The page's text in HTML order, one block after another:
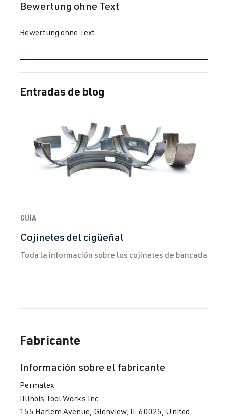
Bewertung ohne Text
Bewertung ohne Text
Entradas de blog
GUÍA
Cojinetes del cigüeñal
Toda la información sobre los cojinetes de bancada
Fabricante
Información sobre el fabricante
Permatex
Illinois Tool Works Inc.
155 Harlem Avenue, Glenview, IL 60025, United